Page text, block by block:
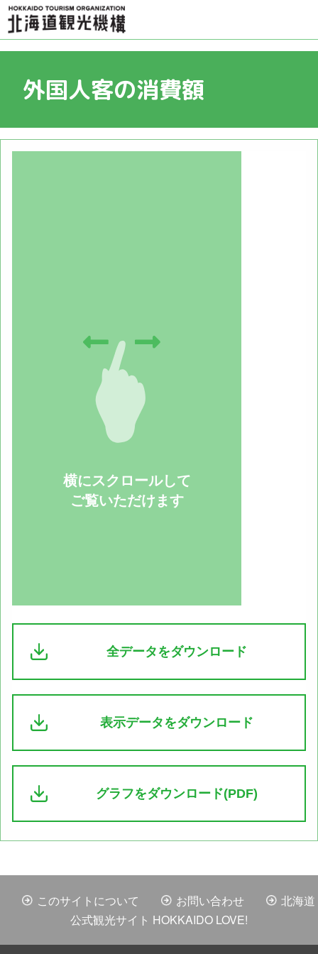
外国人客の消費額
横にスクロールして
ご覧いただけます
全データをダウンロード
表示データをダウンロード
グラフをダウンロード(PDF)
このサイトについて お問い合わせ
北海道
公式観光サイト HOKKAIDO LOVE!